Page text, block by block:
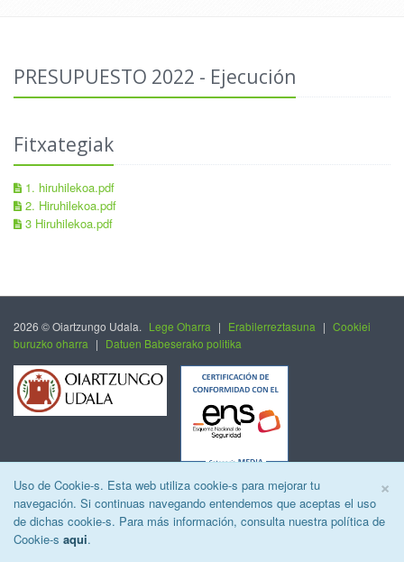
×
Uso de Cookie-s. Esta web utiliza cookie-s para mejorar tu
navegación. Si continuas navegando entendemos que aceptas el uso
de dichas cookie-s. Para más información, consulta nuestra política de
Cookie-s aqui.
PRESUPUESTO 2022 - Ejecución
Fitxategiak
1. hiruhilekoa.pdf
2. Hiruhilekoa.pdf
3 Hiruhilekoa.pdf
2026 © Oiartzungo Udala. Lege Oharra | Erabilerreztasuna | Cookiei
buruzko oharra | Datuen Babeserako politika